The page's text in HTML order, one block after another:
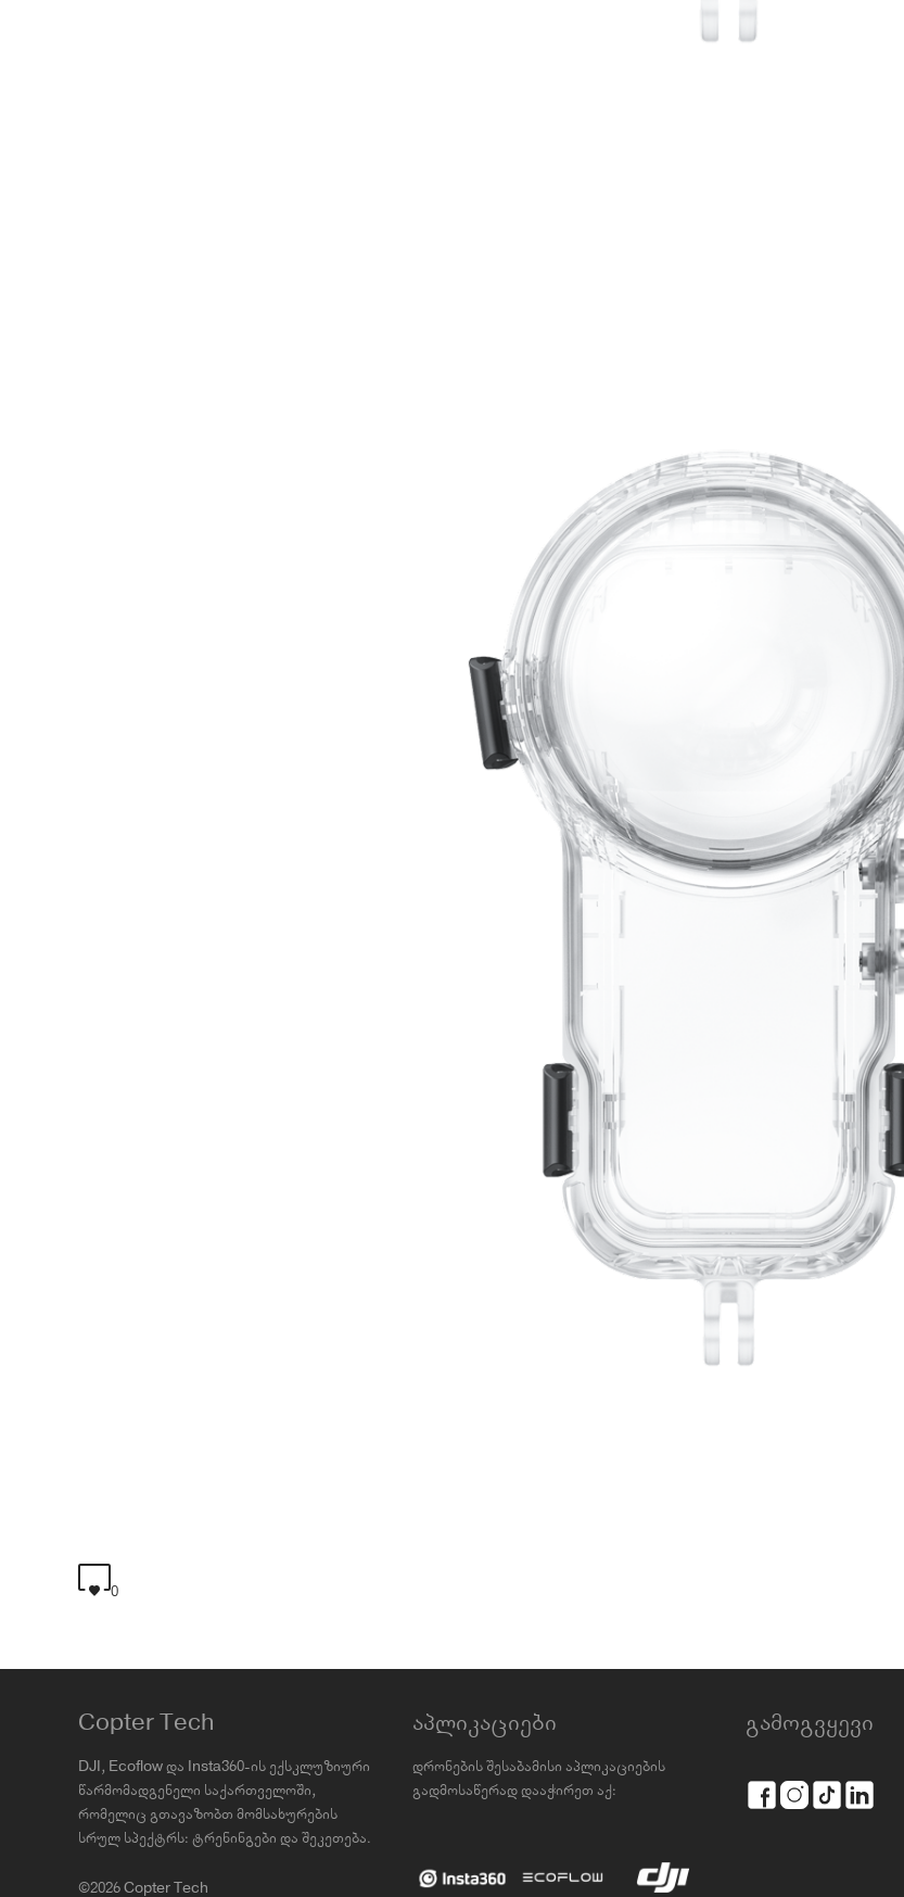
0
Copter Tech
DJI, Ecoflow და Insta360-ის ექსკლუზიური
წარმომადგენელი საქართველოში,
რომელიც გთავაზობთ მომსახურების
სრულ სპექტრს: ტრენინგები და შეკეთება.
©2026 Copter Tech
აპლიკაციები
დრონების შესაბამისი აპლიკაციების
გადმოსაწერად დააჭირეთ აქ:
გამოგვყევი